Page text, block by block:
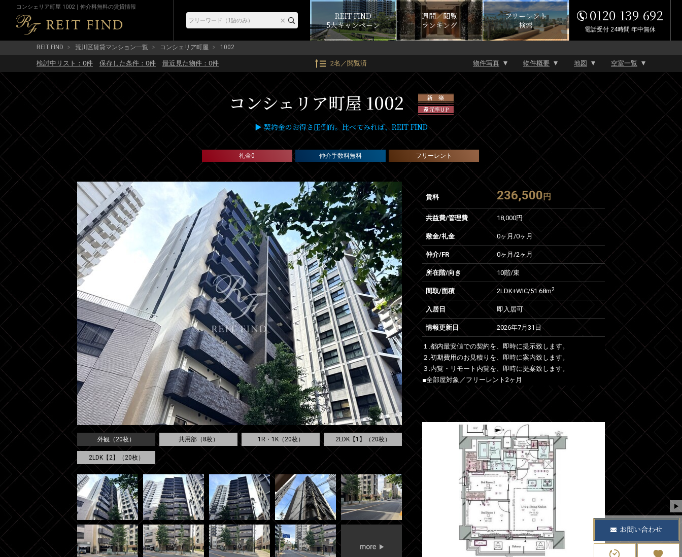
コンシェリア町屋 1002｜仲介料無料の賃貸情報
REIT FIND
5大キャンペーン
週間／閲覧
ランキング
フリーレント
検索
0120-139-692
電話受付 24時間 年中無休
REIT FIND 荒川区賃貸マンション一覧 コンシェリア町屋 1002
検討中リスト： 0件 保存した条件： 0件 最近見た物件： 0件 2名／閲覧済 物件写真 物件概要 地図 空室一覧
コンシェリア町屋 1002
新 築
還元率UP
▶ 契約金のお得さ圧倒的。比べてみれば、REIT FIND
礼金0 仲介手数料無料 フリーレント
外観（20枚） 共用部（8枚） 1R・1K（20枚） 2LDK【1】（20枚）
2LDK【2】（20枚）
賃料 236,500 円
共益費/管理費 18,000円
敷金/礼金 0ヶ月 /0ヶ月
仲介/FR 0ヶ月/2ヶ月
所在階/向き 10階/東
間取/面積 2LDK+WIC/51.68m2
入居日 即入居可
情報更新日 2026年7月31日
１.都内最安値での契約を、即時に提示致します。
２.初期費用のお見積りを、即時に案内致します。
３.内覧・リモート内覧を、即時に提案致します。
■全部屋対象／フリーレント2ヶ月
お問い合わせ